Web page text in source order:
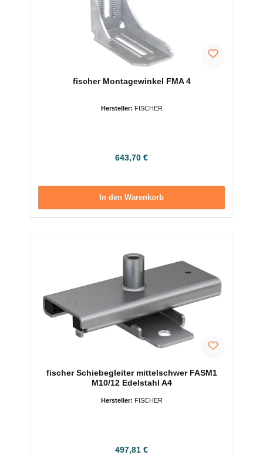
fischer Montagewinkel FMA 4
Hersteller: FISCHER
Regulärer Preis:
643,70 €
In den Warenkorb
fischer Schiebegleiter mittelschwer FASM1
M10/12 Edelstahl A4
Hersteller: FISCHER
Regulärer Preis:
497,81 €